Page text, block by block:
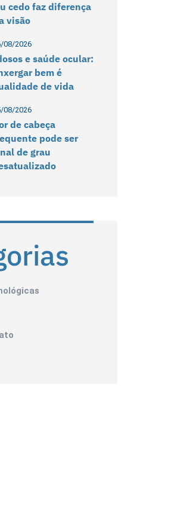
cedo faz diferença
visão
08/2026
e saúde ocular:
bem é
de vida
08/2026
de cabeça
pode ser
de grau